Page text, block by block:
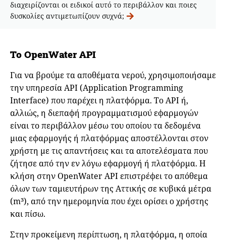
διαχειρίζονται οι ειδικοί αυτό το περιβάλλον και ποιες
δυσκολίες αντιμετωπίζουν συχνά;
Το OpenWater API
Για να βρούμε τα αποθέματα νερού, χρησιμοποιήσαμε
την υπηρεσία API (Application Programming
Interface) που παρέχει η πλατφόρμα. Το API ή,
αλλιώς, η διεπαφή προγραμματισμού εφαρμογών
είναι το περιβάλλον μέσω του οποίου τα δεδομένα
μιας εφαρμογής ή πλατφόρμας αποστέλλονται στον
χρήστη με τις απαντήσεις και τα αποτελέσματα που
ζήτησε από την εν λόγω εφαρμογή ή πλατφόρμα. Η
κλήση στην OpenWater API επιστρέφει το απόθεμα
όλων των ταμιευτήρων της Αττικής σε κυβικά μέτρα
(m³), από την ημερομηνία που έχει ορίσει ο χρήστης
και πίσω.
Στην προκείμενη περίπτωση, η πλατφόρμα, η οποία